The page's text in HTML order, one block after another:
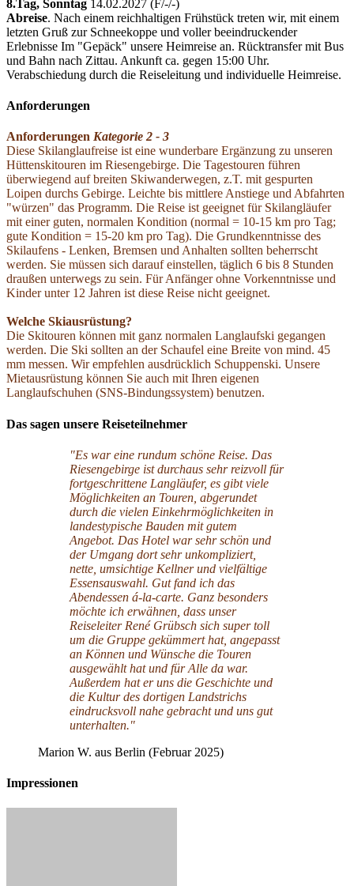
8.Tag, Sonntag 14.02.2027 (F/­-/­-)
Abreise. Nach einem reichhaltigen Frühstück treten wir, mit einem
letzten Gruß zur Schneekoppe und voller beeindruckender
Erlebnisse Im "Gepäck" unsere Heimreise an. Rücktransfer mit Bus
und Bahn nach Zittau. Ankunft ca. gegen 15:00 Uhr.
Verabschiedung durch die Reiseleitung und individuelle Heimreise.
Anforderungen
Anforderungen Kategorie 2 - 3
Diese Skilanglaufreise ist eine wunderbare Ergänzung zu unseren
Hüttenskitouren im Riesengebirge. Die Tagestouren führen
überwiegend auf breiten Skiwanderwegen, z.T. mit gespurten
Loipen durchs Gebirge. Leichte bis mittlere Anstiege und Abfahrten
"würzen" das Programm. Die Reise ist geeignet für Skilangläufer
mit einer guten, normalen Kondition (normal = 10-15 km pro Tag;
gute Kondition = 15-20 km pro Tag). Die Grundkenntnisse des
Skilaufens - Lenken, Bremsen und Anhalten sollten beherrscht
werden. Sie müssen sich darauf einstellen, täglich 6 bis 8 Stunden
draußen unterwegs zu sein. Für Anfänger ohne Vorkenntnisse und
Kinder unter 12 Jahren ist diese Reise nicht geeignet.
Welche Skiausrüstung?
Die Skitouren können mit ganz normalen Langlaufski gegangen
werden. Die Ski sollten an der Schaufel eine Breite von mind. 45
mm messen. Wir empfehlen ausdrücklich Schuppenski. Unsere
Mietausrüstung können Sie auch mit Ihren eigenen
Langlaufschuhen (SNS-Bindungssystem) benutzen.
Das sagen unsere Reiseteilnehmer
"Es war eine rundum schöne Reise. Das
Riesengebirge ist durchaus sehr reizvoll für
fortgeschrittene Langläufer, es gibt viele
Möglichkeiten an Touren, abgerundet
durch die vielen Einkehrmöglichkeiten in
landestypische Bauden mit gutem
Angebot. Das Hotel war sehr schön und
der Umgang dort sehr unkompliziert,
nette, umsichtige Kellner und vielfältige
Essensauswahl. Gut fand ich das
Abendessen á-la-carte. Ganz besonders
möchte ich erwähnen, dass unser
Reiseleiter René Grübsch sich super toll
um die Gruppe gekümmert hat, angepasst
an Können und Wünsche die Touren
ausgewählt hat und für Alle da war.
Außerdem hat er uns die Geschichte und
die Kultur des dortigen Landstrichs
eindrucksvoll nahe gebracht und uns gut
unterhalten."
Marion W. aus Berlin (Februar 2025)
Impressionen